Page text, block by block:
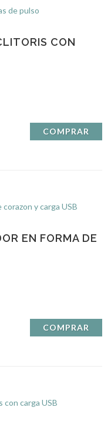
CON
COMPRAR
EN FORMA DE
COMPRAR